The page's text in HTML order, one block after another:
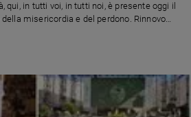
qui, in tutti voi, in tutti noi, è presente oggi il
misericordia e del perdono. Rinnovo
possono agire in questo ambito, affinché si